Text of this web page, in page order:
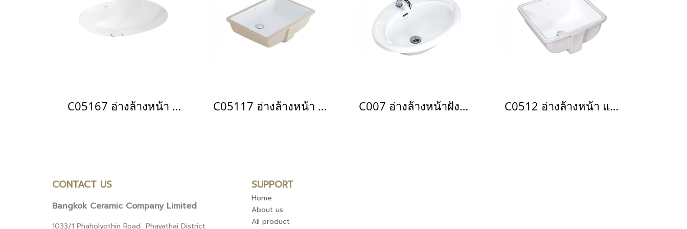
C05167 อ่างล้างหน้า แบบฝังใต้เคาน์เตอร์ รุ่น OLENA C05117 อ่างล้างหน้า แบบฝังใต้เคาน์เตอร์ รุ่น FREECIA C007 อ่างล้างหน้าฝังบนเคาน์เตอร์ รุ่น Jade C0512 อ่างล้างหน้า แบบฝังใต้เคาน์เตอร์ รุ่น SQUARE
CONTACT US
Bangkok Ceramic Company Limited
1033/1 Phaholyothin Road Phayathai District
SUPPORT
Home
About us
All product